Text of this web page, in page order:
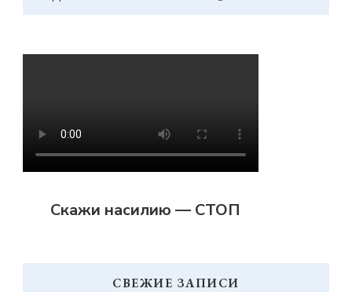
Скажи насилию — СТОП
СВЕЖИЕ ЗАПИСИ